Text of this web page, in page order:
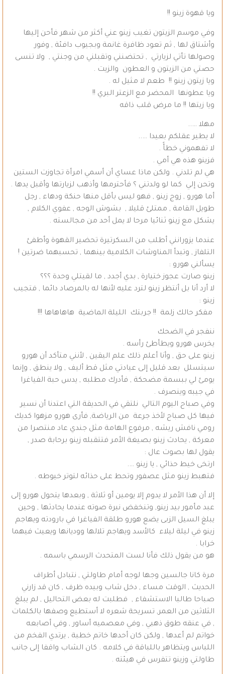
ويا قهوة زينو !!
وفي موسم الزيتون تغيب زينو عني أكثر من شهر فأحن إليها
وأشتاق لها , ثم تعود ظافرة غانمة وبجيوب دافئة , وفور
وصولها تأتي لزيارتي , تحتضنني وتقبلني من وجنتي , ولا تنسى
حصتي من الزيتون و العطون والزيت .
ويا زيتون زينو !! طعم لا مثيل له .
ويا عطونها المحضر مع الزعتر البري !!
ويا زيتها !! ما مرض قلب ذاقه
مهلا …..
لا يطير عقلكم بعيدا …..
لا تفهموني خطأً .
فزينو هذه هي أمي .
هي لم تلدني . ولكن ماذا عساي أن أسمي امرأة تجاوزت الستين
وتحن إلي كما لو ولدتني ؟ فأحترمها وأذهب لزيارتها وأقبل يدها .
أما هورو , زوج زينو , فهو ليس بأقل منها حنكة ودهاء , رجل
طويل القامة , ممتلئ قليلا , بشوش الوجه , عفوي الكلام ,
يشكل مع زينو ثنائيا مرحا لا يمل أحد من مجالسته .
عندما يزورانني أطلب من السكرتيرة تحضير القهوة وأطفئ
التلفاز , وتبدأ المناوشات الكلامية بينهما , تحسبهما ضرتين !
يسألني هورو :
زينو صارت عجوز ختيارة , بدي أجدد , ما لقيتلي وحدة ؟؟؟
لا أرد أنا بل أنتظر زينو لترد عليه لأنها له بالمرصاد دائما , فتجيب
زينو :
مفكر حالك زلمة !! جربتك الليلة الماضية هاهاهاها !!!
ننفجر في الضحك
يخرس هورو ويطأطئ رأسه .
زينو على حق , وأنا أعلم ذلك علم اليقين , لأنني متأكد أن هورو
سيتسلل بعد قليل إلى عيادتي مثل قط أليف , ولا ينطق , وإنما
يومئ لي ببسمة مضحكة , فأدرك مطلبه , يدس حبة الفياغرا
في جيبه وينصرف .
وفي صباح اليوم التالي نلتقي في الحديقة التي اعتدنا أن نسير
فيها كل صباح لأخذ جرعة من الرياضة, فأرى هورو مزهوا كديك
رومي نافش ريشه , مرفوع الهامة مثل جندي عاد منتصرا من
معركة , يحادث زينو بصيغة الأمر فتتقبله زينو برحابة صدر ,
يقول لها بصوت عال :
ارتخى خيط حذائي , يا زينو ….
فتهبط زينو مثل عصفور وتحط على حذائه لتوتر خيوطه .
إلا أن هذا الأمر لا يدوم إلا يومين أو ثلاثة , وبعدها يتحول هورو إلى
عبد مأمور بيد زينو, وتنخفض نبرة صوته عندما يحادثها , وحين
يبلغ السيل الزبى يضع هورو طلقة الفياغرا في بارودته ويهاجم
زينو في ليلة ليلاء كالأسد ويهاجم تلالها ووديانها ويعيث فيهما
خرابا .
هو من يقول ذلك فأنا لست المتحدث الرسمي باسمه .
مرة كانا جالسين وجها لوجه أمام طاولتي , نتبادل أطراف
الحديث , الوقت مساء , دخل شاب وبيده ظرف , كان قد زارني
صباحا طالبا الاستشفاء , فطلبت له بعض التحاليل , لم يبلغ
الثلاثين من العمر, تسريحة شعره لا أستطيع وصفها بالكلمات
, في عنقه طوق ذهبي , وفي معصميه أساور , وفي أصابعه
خواتم لم أعدها , ولكن كان أحدها خاتم خطبة , يرتدي الفخم من
اللباس ويتظاهر باللباقة في كلامه . كان الشاب واقفا إلى جانب
طاولتي وزينو تتفرس في هيئته .